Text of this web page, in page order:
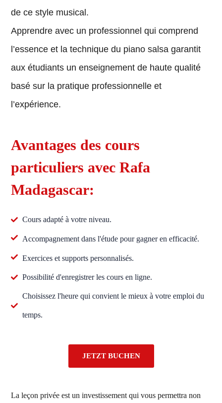
de ce style musical.
Apprendre avec un professionnel qui comprend
l’essence et la technique du piano salsa garantit
aux étudiants un enseignement de haute qualité
basé sur la pratique professionnelle et
l’expérience.
Avantages des cours
particuliers avec Rafa
Madagascar:
Cours adapté à votre niveau.
Accompagnement dans l'étude pour gagner en efficacité.
Exercices et supports personnalisés.
Possibilité d'enregistrer les cours en ligne.
Choisissez l'heure qui convient le mieux à votre emploi du
temps.
JETZT BUCHEN
La leçon privée est un investissement qui vous permettra non